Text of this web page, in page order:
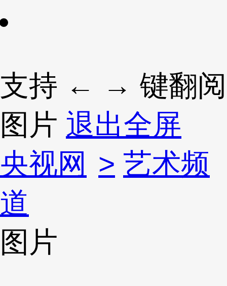
支持 ← → 键翻阅
图片 退出全屏
央视网 > 艺术频
道
图片